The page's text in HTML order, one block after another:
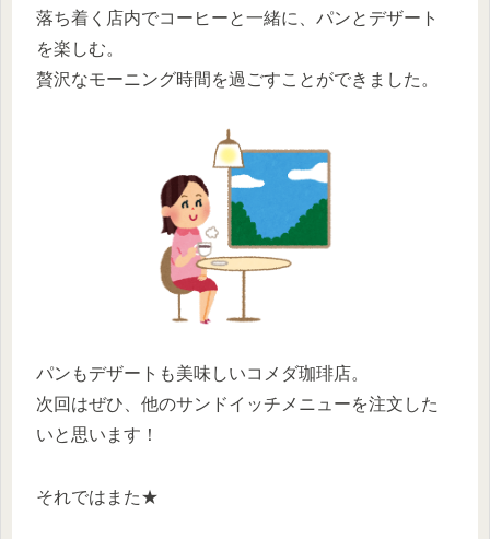
落ち着く店内でコーヒーと一緒に、パンとデザート
を楽しむ。
贅沢なモーニング時間を過ごすことができました。
パンもデザートも美味しいコメダ珈琲店。
次回はぜひ、他のサンドイッチメニューを注文した
いと思います！
それではまた★